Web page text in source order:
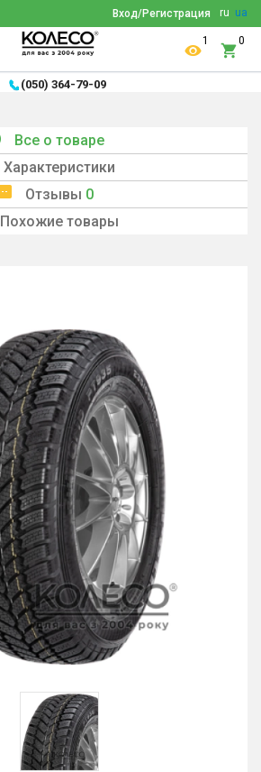
ru ua
Вход/Регистрация
1 0
(050) 364-79-09
Все о товаре
Характеристики
Отзывы 0
Похожие товары